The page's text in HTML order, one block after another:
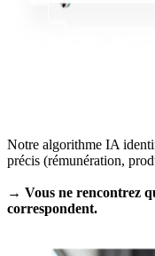
Notre algorithme IA
précis (rémunération,
→ Vous ne rencontrez
correspondent.